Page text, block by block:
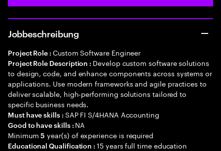
Jobbeschreibung
Project Role : Custom Software Engineer
Project Role Description : Develop custom software solutions
to design, code, and enhance components across systems or
applications. Use modern frameworks and agile practices to
deliver scalable, high-performing solutions tailored to
specific business needs.
Must have skills : SAP FI S/4HANA Accounting
Good to have skills : NA
Minimum5 year(s) of experience is required
Educational Qualification :15 years full time education